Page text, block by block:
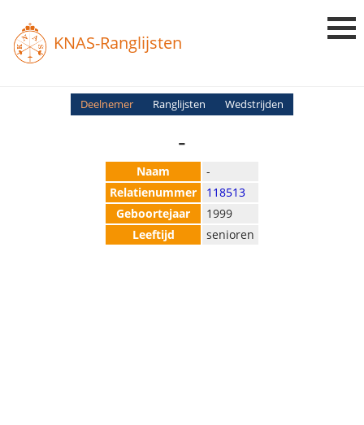
KNAS-Ranglijsten
Login
Deelnemer Ranglijsten Wedstrijden
-
Naam
-
Relatienummer
118513
Geboortejaar
1999
Leeftijd
senioren